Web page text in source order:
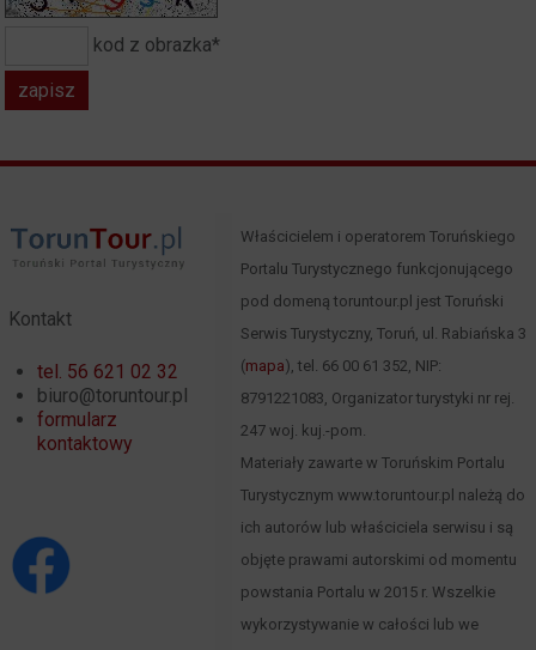
kod z obrazka*
Kontakt
tel. 56 621 02 32
biuro@toruntour.pl
formularz
kontaktowy
Właścicielem i operatorem Toruńskiego
Portalu Turystycznego funkcjonującego
pod domeną toruntour.pl jest Toruński
Serwis Turystyczny, Toruń, ul. Rabiańska 3
(mapa), tel. 66 00 61 352, NIP:
8791221083, Organizator turystyki nr rej.
247 woj. kuj.-pom.
Materiały zawarte w Toruńskim Portalu
Turystycznym www.toruntour.pl należą do
ich autorów lub właściciela serwisu i są
objęte prawami autorskimi od momentu
powstania Portalu w 2015 r. Wszelkie
wykorzystywanie w całości lub we